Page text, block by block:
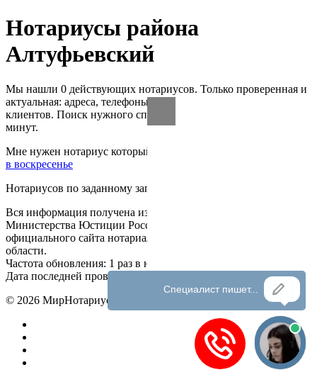
Нотариусы района
Алтуфьевский
Мы нашли 0 действующих нотариусов. Только проверенная и
актуальная: адреса, телефоны, время работы, цены, отзывы
клиентов. Поиск нужного специалиста займёт не более 3
минут.
Мне нужен нотариус который работает:
в воскресенье
Нотариусов по заданному запросу не найдено.
Вся информация получена из открытого реестра
Министерства Юстиции Российской Федерации и с
официального сайта нотариальной палаты Московской
области.
Частота обновления: 1 раз в неделю.
Дата последней проверки: 03.08.2026
© 2026 МирНотариусов - все права зашищены